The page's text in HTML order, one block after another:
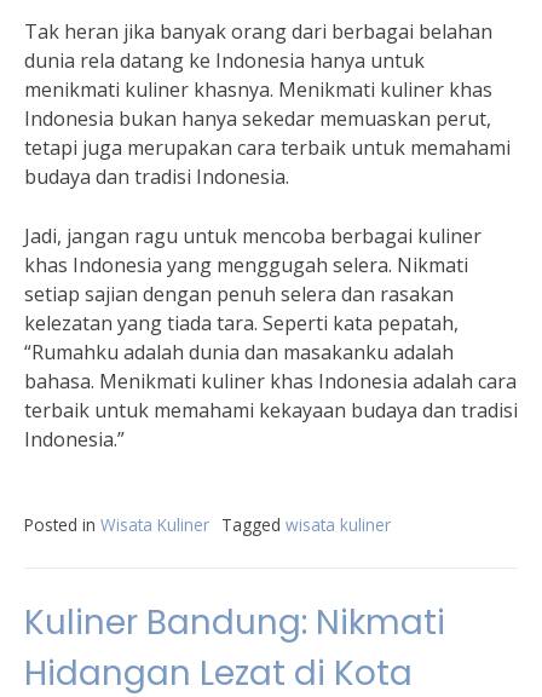
Tak heran jika banyak orang dari berbagai belahan
dunia rela datang ke Indonesia hanya untuk
menikmati kuliner khasnya. Menikmati kuliner khas
Indonesia bukan hanya sekedar memuaskan perut,
tetapi juga merupakan cara terbaik untuk memahami
budaya dan tradisi Indonesia.
Jadi, jangan ragu untuk mencoba berbagai kuliner
khas Indonesia yang menggugah selera. Nikmati
setiap sajian dengan penuh selera dan rasakan
kelezatan yang tiada tara. Seperti kata pepatah,
“Rumahku adalah dunia dan masakanku adalah
bahasa. Menikmati kuliner khas Indonesia adalah cara
terbaik untuk memahami kekayaan budaya dan tradisi
Indonesia.”
Posted in Wisata Kuliner Tagged wisata kuliner
Kuliner Bandung: Nikmati
Hidangan Lezat di Kota